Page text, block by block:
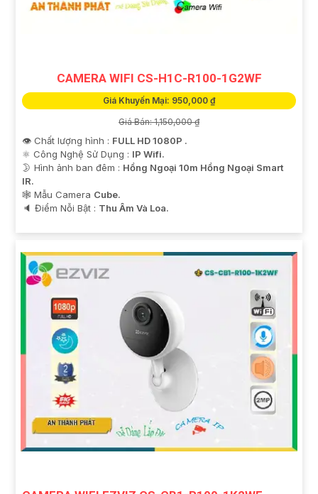
CAMERA WIFI CS-H1C-R100-1G2WF
Giá Khuyến Mại: 950,000 ₫
Giá Bán: 1,150,000 ₫
👁 Chất lượng hình : FULL HD 1080P .
⚛️ Công Nghệ Sử Dụng : IP Wifi.
🌛 Hình ảnh ban đêm : Hồng Ngoại 10m Hồng Ngoại Smart
IR.
🕸️ Mẫu Camera Cube.
️🔈 Điểm Nỗi Bật : Thu Âm Và Loa.